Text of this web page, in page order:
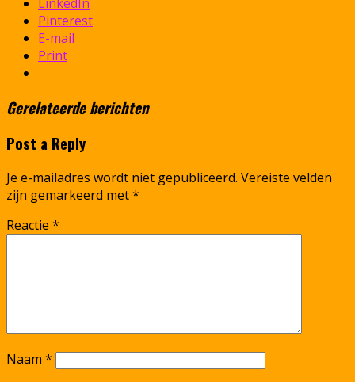
Pinterest
E-mail
Print
Gerelateerde berichten
Post a Reply
Je e-mailadres wordt niet gepubliceerd. Vereiste velden
zijn gemarkeerd met*
Reactie *
Naam *